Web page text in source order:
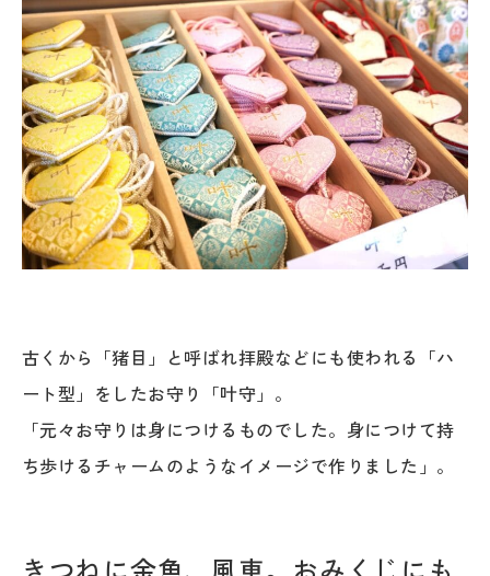
古くから「猪目」と呼ばれ拝殿などにも使われる「ハ
ート型」をしたお守り「叶守」。
「元々お守りは身につけるものでした。身につけて持
ち歩けるチャームのようなイメージで作りました」。